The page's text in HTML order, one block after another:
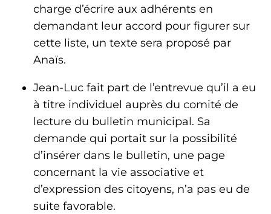
charge d’écrire aux adhérents en
demandant leur accord pour figurer sur
cette liste, un texte sera proposé par
Anaïs.
Jean-Luc fait part de l’entrevue qu’il a eu
à titre individuel auprès du comité de
lecture du bulletin municipal. Sa
demande qui portait sur la possibilité
d’insérer dans le bulletin, une page
concernant la vie associative et
d’expression des citoyens, n’a pas eu de
suite favorable.